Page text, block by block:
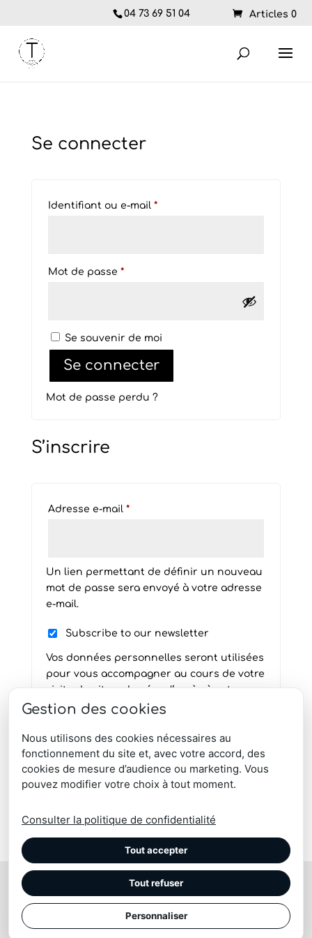
04 73 69 51 04 Articles 0
Se connecter
Identifiant ou e-mail *Obligatoire
Mot de passe *Obligatoire
Se souvenir de moi
Se connecter
Mot de passe perdu ?
S’inscrire
Adresse e-mail *Obligatoire
Un lien permettant de définir un nouveau
mot de passe sera envoyé à votre adresse
e-mail.
Subscribe to our newsletter
Vos données personnelles seront utilisées
pour vous accompagner au cours de votre
visite du site web, gérer l’accès à votre
compte, et pour d’autres raisons décrites
S’inscrire
© Maison Tergus | coussin, plaid, pouf, chausson, tapis
| Peau vache, mouton, renne, blesbok, lapin
Site réalisé par l'
Imaginarium Vichy
Confidentialité
|Mentions Légales|CGV
Gestion des cookies
Nous utilisons des cookies nécessaires au
fonctionnement du site et, avec votre accord, des
cookies de mesure d’audience ou marketing. Vous
pouvez modifier votre choix à tout moment.
Consulter la politique de confidentialité
Tout accepter
Tout refuser
Personnaliser